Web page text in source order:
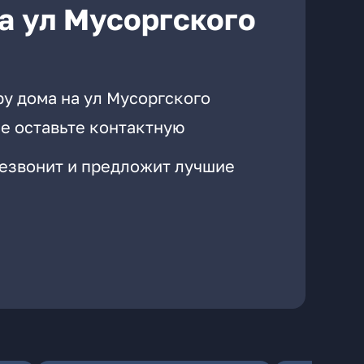
ул Мусоргского
дома на ул Мусоргского
оставьте контактную
и предложит лучшие